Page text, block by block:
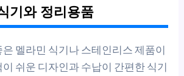
기와 정리용품
멜라민 식기나 스테인리스 제품이
쉬운 디자인과 수납이 간편한 식기